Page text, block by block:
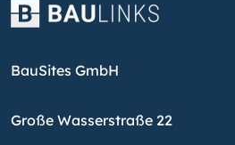
BauSites GmbH
Große Wasserstraße 22